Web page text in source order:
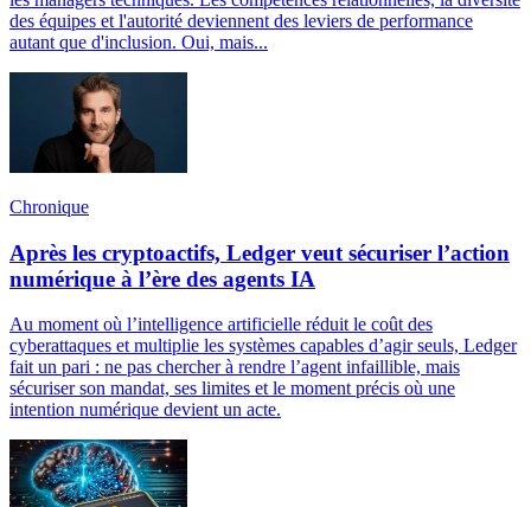
des équipes et l'autorité deviennent des leviers de performance
autant que d'inclusion. Oui, mais...
Chronique
Après les cryptoactifs, Ledger veut sécuriser l’action
numérique à l’ère des agents IA
Au moment où l’intelligence artificielle réduit le coût des
cyberattaques et multiplie les systèmes capables d’agir seuls, Ledger
fait un pari : ne pas chercher à rendre l’agent infaillible, mais
sécuriser son mandat, ses limites et le moment précis où une
intention numérique devient un acte.